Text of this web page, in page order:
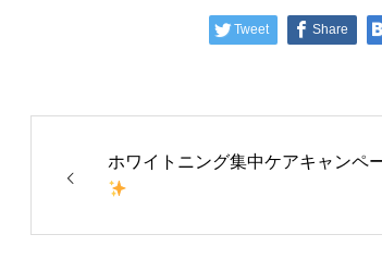
Tweet Share
ホワイトニング集中ケアキャンペ